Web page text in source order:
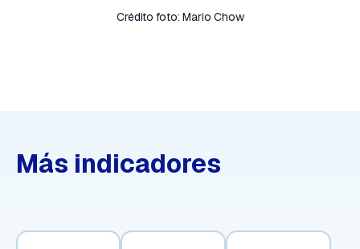
Crédito foto: Mario Chow
Más indicadores